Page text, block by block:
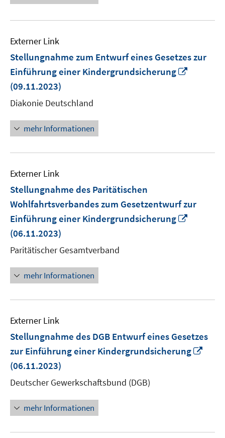
Externer Link
Stellungnahme zum Entwurf eines Gesetzes zur
Einführung einer Kindergrundsicherung
(09.11.2023)
Diakonie Deutschland
mehr Informationen
Externer Link
Stellungnahme des Paritätischen
Wohlfahrtsverbandes zum Gesetzentwurf zur
Einführung einer Kindergrundsicherung
(06.11.2023)
Paritätischer Gesamtverband
mehr Informationen
Externer Link
Stellungnahme des DGB Entwurf eines Gesetzes
zur Einführung einer Kindergrundsicherung
(06.11.2023)
Deutscher Gewerkschaftsbund (DGB)
mehr Informationen